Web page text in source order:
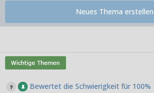
Neues Thema erstellen
Bewertet die Schwierigkeit für 100%